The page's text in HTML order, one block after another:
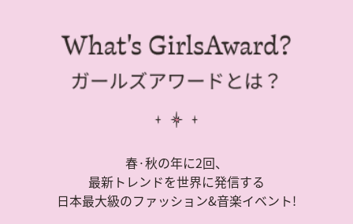
春·秋の年に2回、
最新トレンドを世界に発信する
日本最大級のファッション&音楽イベント!